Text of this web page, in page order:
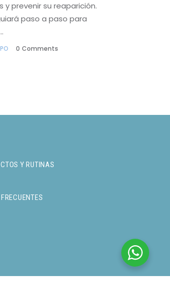
y prevenir su reaparición.
paso a paso para
PO 0 Comments
Y RUTINAS